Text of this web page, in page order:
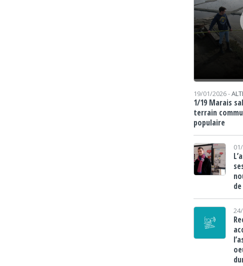
19/01/2026 -
1/19 Marais
terrain
populaire